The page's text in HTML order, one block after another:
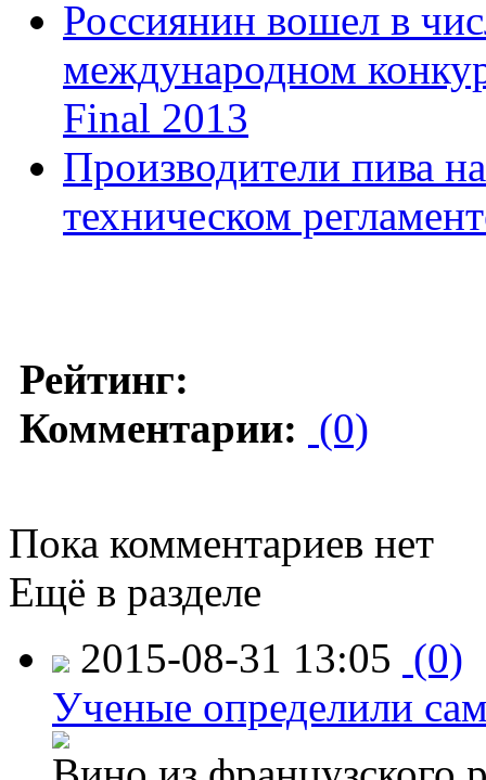
Россиянин вошел в
международном
Final 2013
Производители пива
техническом
Рейтинг:
Комментарии: (0)
Пока комментариев нет
Ещё в разделе
2015-08-31 13:05 (0)
Ученые определили